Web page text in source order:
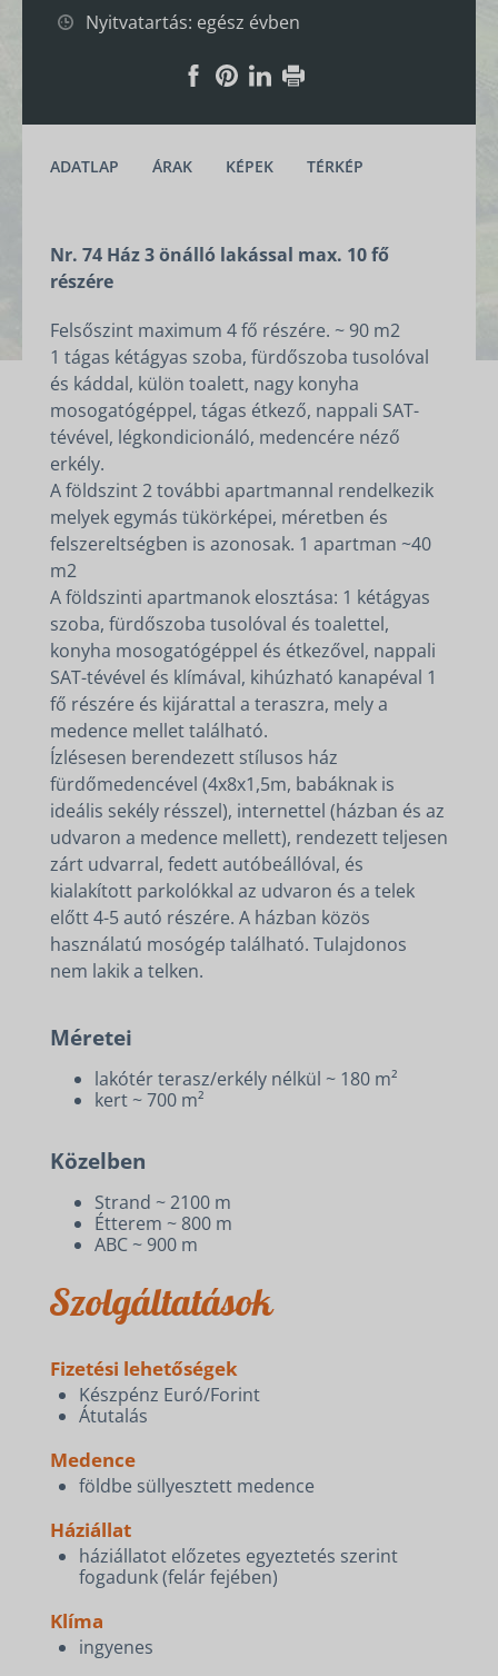
Nyitvatartás: egész évben
ADATLAP ÁRAK KÉPEK TÉRKÉP
Nr. 74 Ház 3 önálló lakással max. 10 fő
részére
Felsőszint maximum 4 fő részére. ~ 90 m2
1 tágas kétágyas szoba, fürdőszoba tusolóval
és káddal, külön toalett, nagy konyha
mosogatógéppel, tágas étkező, nappali SAT-
tévével, légkondicionáló, medencére néző
erkély.
A földszint 2 további apartmannal rendelkezik
melyek egymás tükörképei, méretben és
felszereltségben is azonosak. 1 apartman ~40
m2
A földszinti apartmanok elosztása: 1 kétágyas
szoba, fürdőszoba tusolóval és toalettel,
konyha mosogatógéppel és étkezővel, nappali
SAT-tévével és klímával, kihúzható kanapéval 1
fő részére és kijárattal a teraszra, mely a
medence mellet található.
Ízlésesen berendezett stílusos ház
fürdőmedencével (4x8x1,5m, babáknak is
ideális sekély résszel), internettel (házban és az
udvaron a medence mellett), rendezett teljesen
zárt udvarral, fedett autóbeállóval, és
kialakított parkolókkal az udvaron és a telek
előtt 4-5 autó részére. A házban közös
használatú mosógép található. Tulajdonos
nem lakik a telken.
Méretei
lakótér terasz/erkély nélkül ~ 180 m²
kert ~ 700 m²
Közelben
Strand ~ 2100 m
Étterem ~ 800 m
ABC ~ 900 m
Szolgáltatások
Fizetési lehetőségek
Készpénz Euró/Forint
Átutalás
Medence
földbe süllyesztett medence
Háziállat
háziállatot előzetes egyeztetés szerint
fogadunk (felár fejében)
Klíma
ingyenes